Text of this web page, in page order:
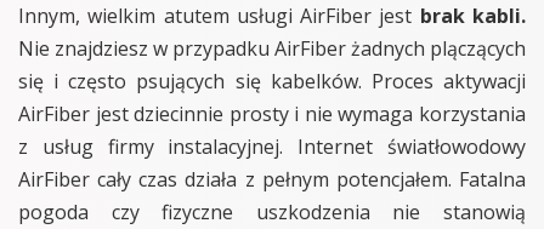
Innym, wielkim atutem usługi AirFiber jest brak kabli.
Nie znajdziesz w przypadku AirFiber żadnych plączących
się i często psujących się kabelków. Proces aktywacji
AirFiber jest dziecinnie prosty i nie wymaga korzystania
z usług firmy instalacyjnej. Internet światłowodowy
AirFiber cały czas działa z pełnym potencjałem. Fatalna
pogoda czy fizyczne uszkodzenia nie stanowią